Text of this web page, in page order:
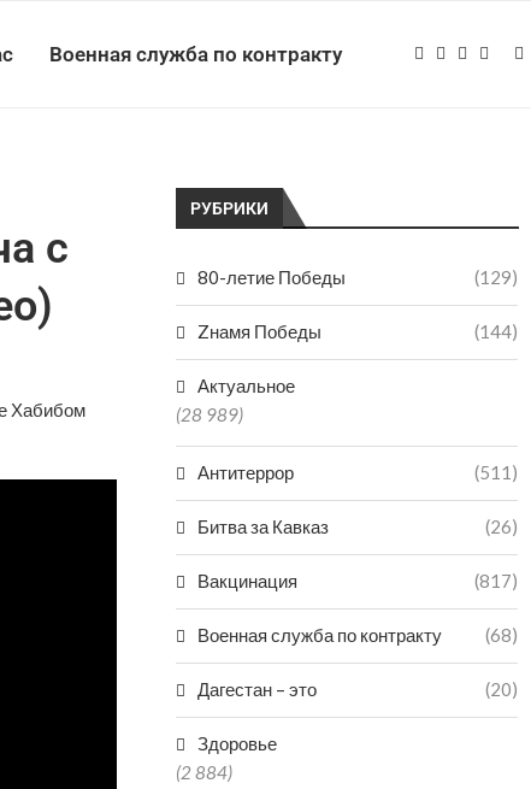
Военная служба по контракту
с
Хабибом
РУБРИКИ
80-летие Победы (129)
Zнамя Победы (144)
Актуальное
(28 989)
Антитеррор (511)
Битва за Кавказ (26)
Вакцинация (817)
Военная служба по контракту (68)
Дагестан – это (20)
Здоровье
(2 884)